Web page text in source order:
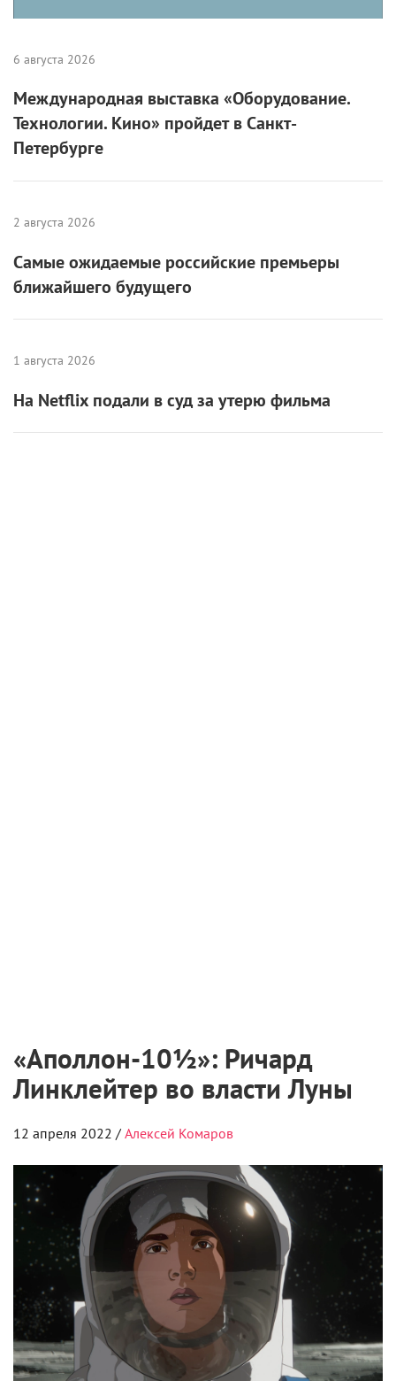
6 августа 2026
Международная выставка «Оборудование.
Технологии. Кино» пройдет в Санкт-
Петербурге
2 августа 2026
Самые ожидаемые российские премьеры
ближайшего будущего
1 августа 2026
На Netflix подали в суд за утерю фильма
«Аполлон-10½»: Ричард
Линклейтер во власти Луны
12 апреля 2022 / Алексей Комаров